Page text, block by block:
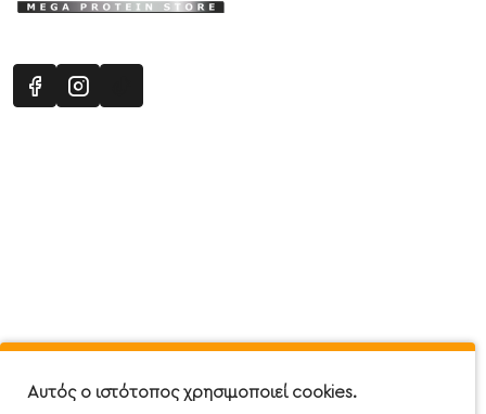
Προσφορές - Clearence GDPR
Αυτός ο ιστότοπος χρησιμοποιεί cookies.